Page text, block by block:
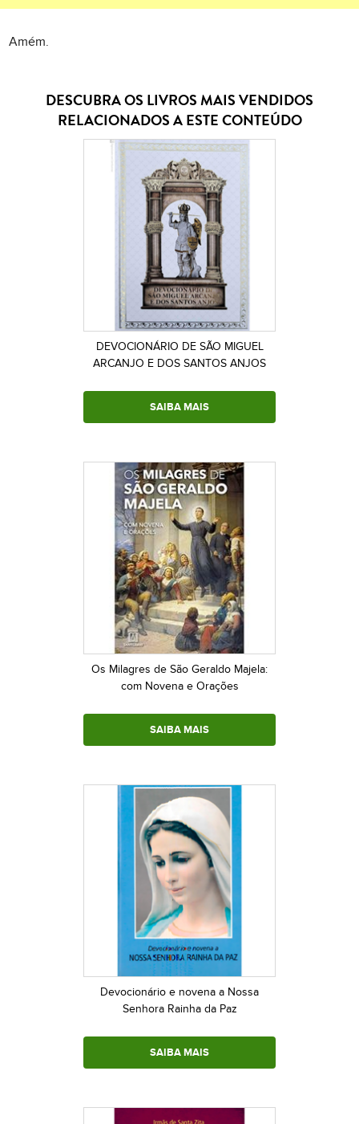
Amém.
DESCUBRA OS LIVROS MAIS VENDIDOS
RELACIONADOS A ESTE CONTEÚDO
DEVOCIONÁRIO DE SÃO MIGUEL
ARCANJO E DOS SANTOS ANJOS
SAIBA MAIS
Os Milagres de São Geraldo Majela:
com Novena e Orações
SAIBA MAIS
Devocionário e novena a Nossa
Senhora Rainha da Paz
SAIBA MAIS